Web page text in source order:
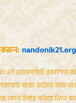
করুন:
এই ওয়েবসাইটে প্রকাশিত
থাকা ব্যক্তির নামে
কোন উপাত্ত সরিয়ে নিতে